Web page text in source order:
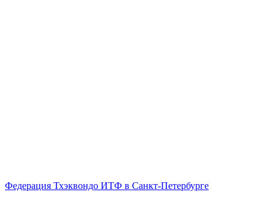
Федерация Тхэквондо ИТФ в Санкт-Петербурге